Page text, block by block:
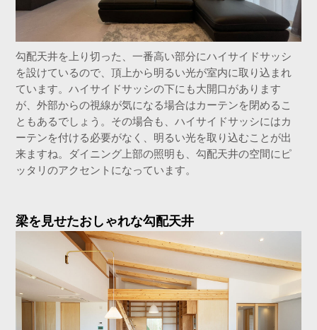
勾配天井を上り切った、一番高い部分にハイサイドサッシ
を設けているので、頂上から明るい光が室内に取り込まれ
ています。ハイサイドサッシの下にも大開口があります
が、外部からの視線が気になる場合はカーテンを閉めるこ
ともあるでしょう。その場合も、ハイサイドサッシにはカ
ーテンを付ける必要がなく、明るい光を取り込むことが出
来ますね。ダイニング上部の照明も、勾配天井の空間にピ
ッタリのアクセントになっています。
梁を見せたおしゃれな勾配天井